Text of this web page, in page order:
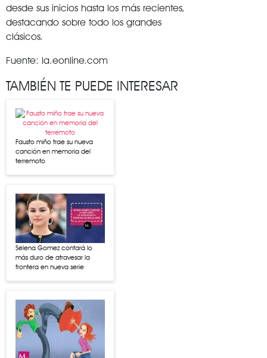
desde sus inicios hasta los más recientes,
destacando sobre todo los grandes
clásicos.
Fuente: la.eonline.com
TAMBIÉN TE PUEDE INTERESAR
Fausto miño trae su nueva
canción en memoria del
terremoto
Selena Gomez contará lo
más duro de atravesar la
frontera en nueva serie